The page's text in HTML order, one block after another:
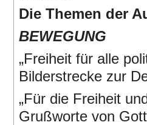
Die Themen der
BEWEGUNG
„Freiheit für alle
Bilderstrecke zur
„Für die Freiheit
Grußworte von